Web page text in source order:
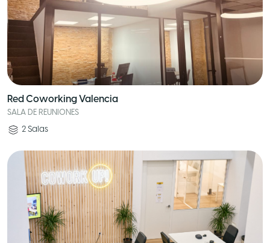
Red Coworking Valencia
SALA DE REUNIONES
2 Salas